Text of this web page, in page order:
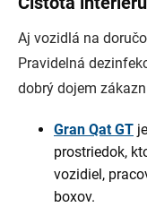
Aj vozidlá na
Pravidelná
dobrý dojem
Gran Qat GT
prostriedok,
vozidiel,
boxov.